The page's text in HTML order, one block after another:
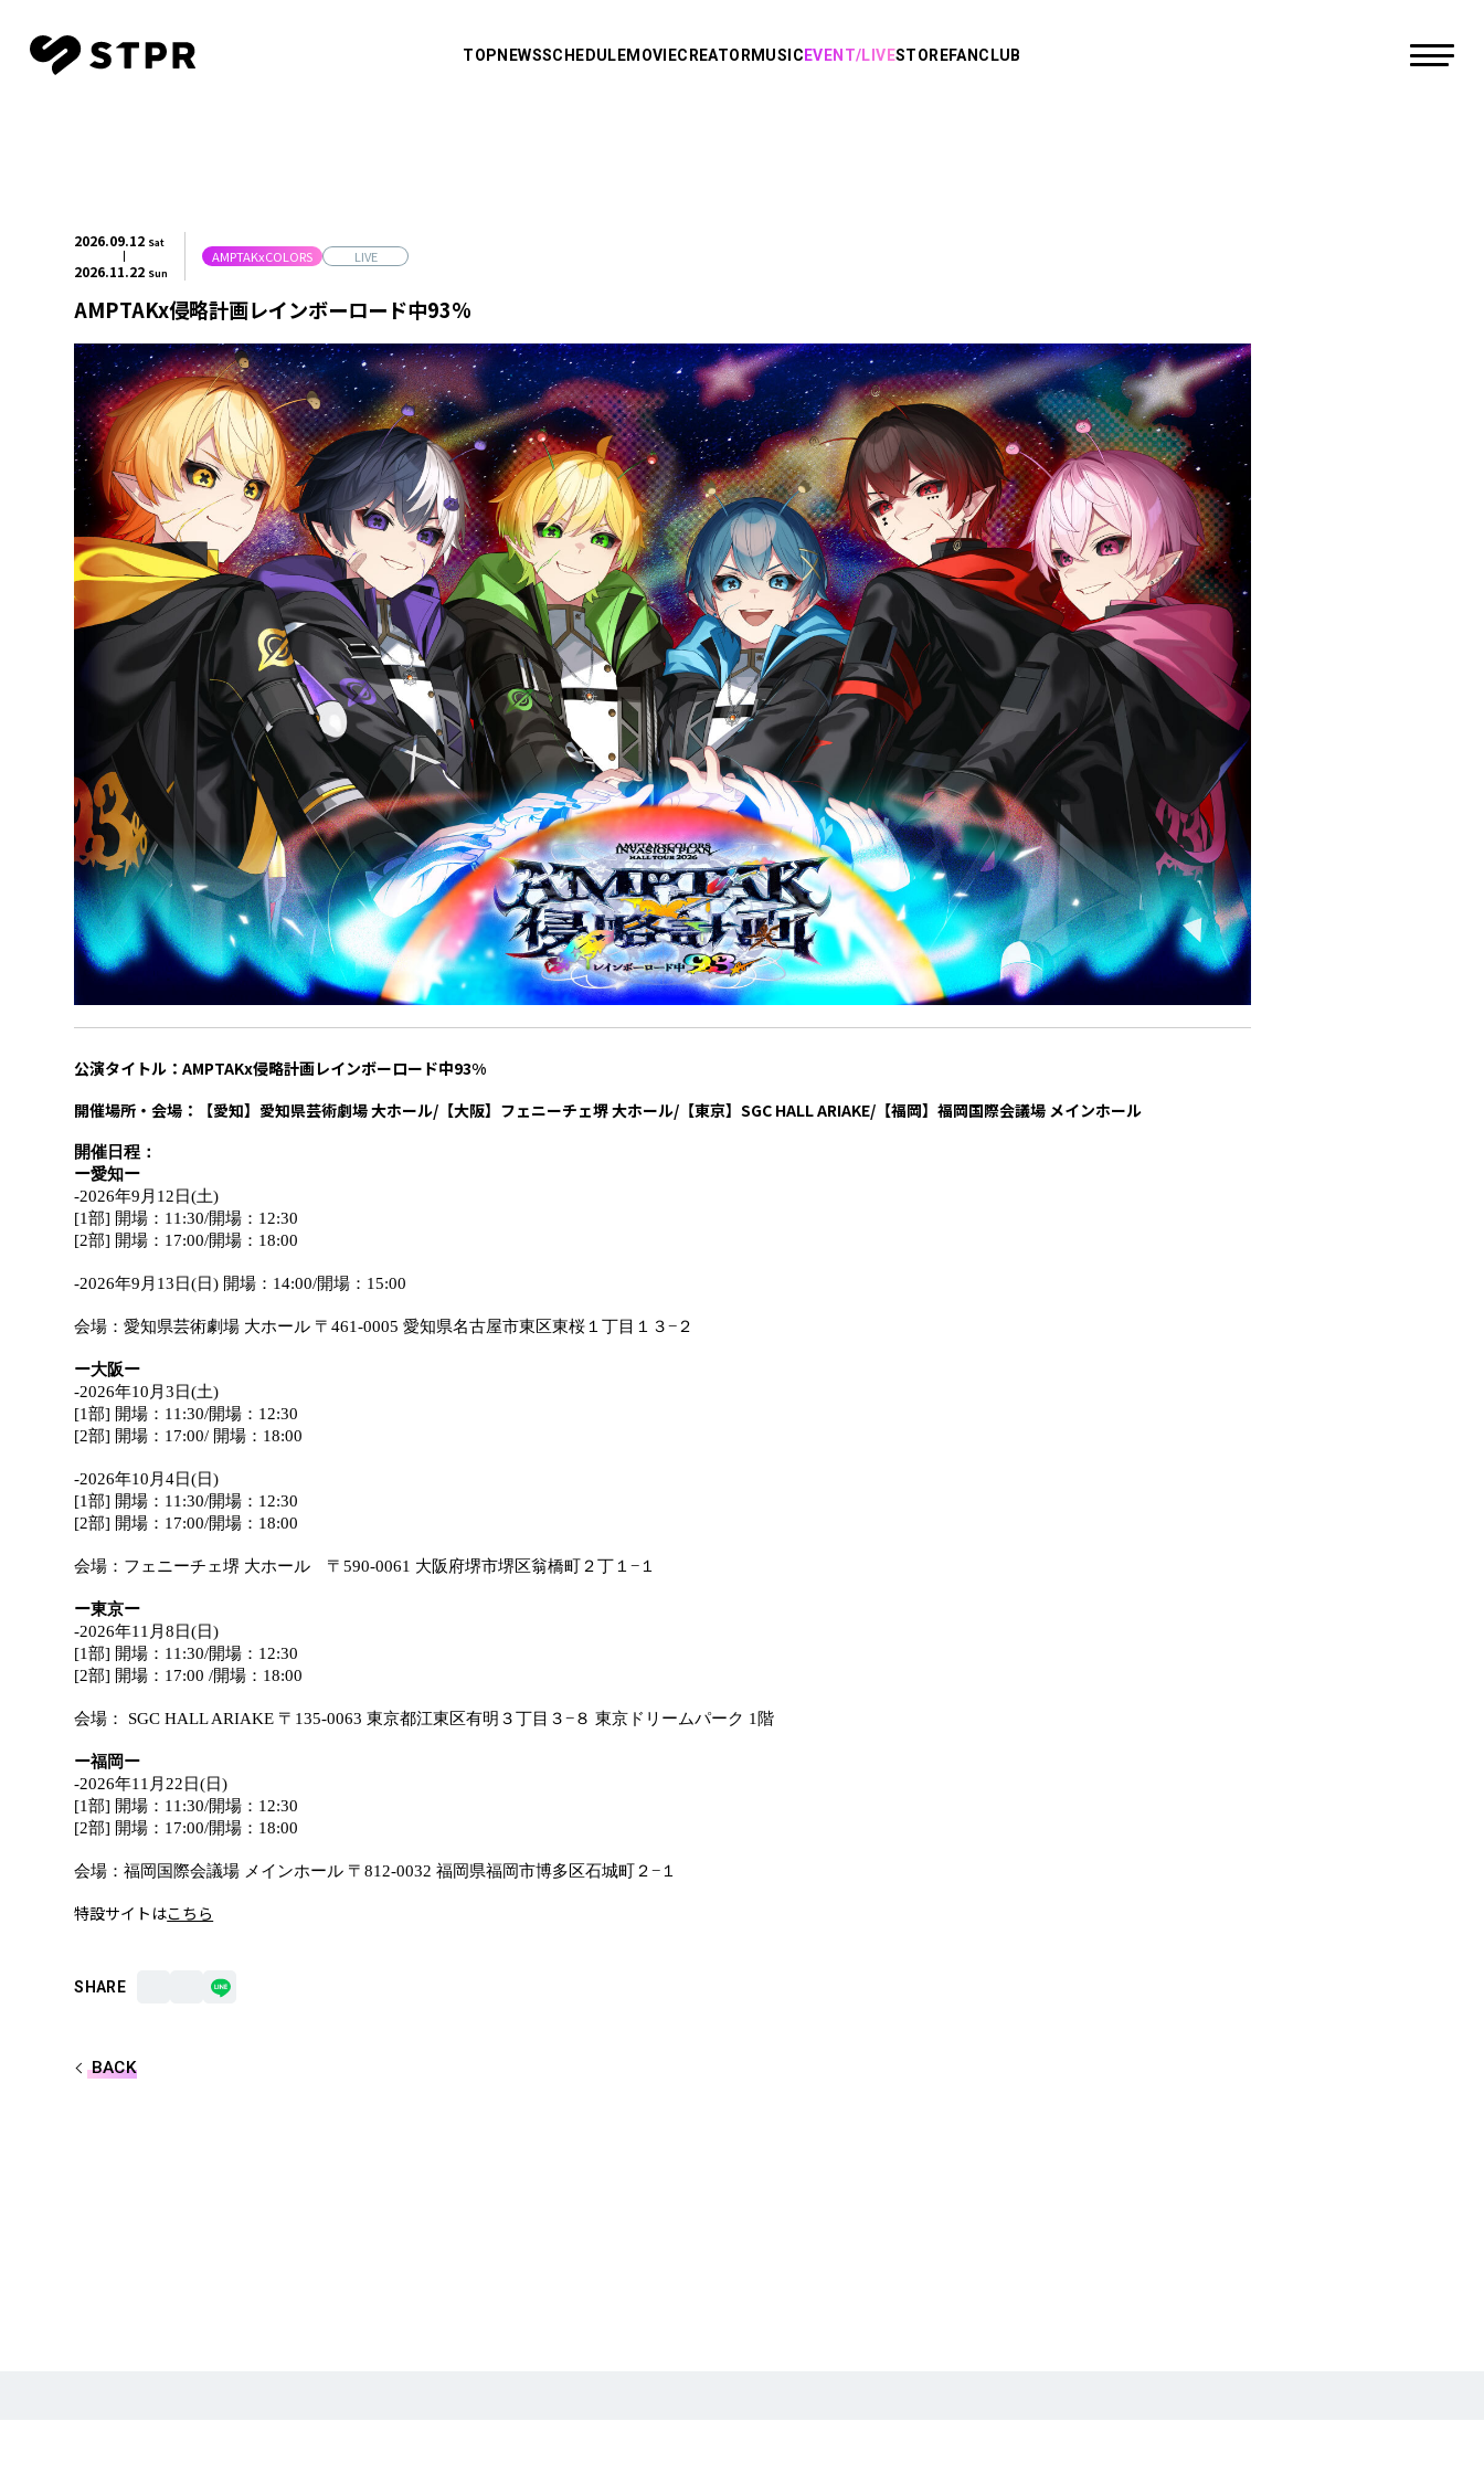
TOP NEWSSCHEDULEMOVIECREATOR MUSIC EVENT/LIVESTOREFANCLUB
SCHEDULE
MOVIE
CREATOR
MUSIC
EVENT/LIVE
STORE
FANCLUB
ジェル
ななもり。
騎士X - Knight X -
しゆん
タケヤキ翔
ばぁう
てるとくん
STPR所属クリエイター
もりうさ
あっと
けちゃ
めておら - Meteorites -
心音
ロゼ
Lapis
メルト・ダ・テンシ
みかさくん
明雷 らいと
ゆたくん
やなと
おさでい
とぅるりぷ -True&Lip
そあら
ものくろ
パルオ
つきしろやしろ。
はりま
まひろまる。
2026.09.12 Sat
2026.11.22 Sun
AMPTAKxCOLORS LIVE
AMPTAKx侵略計画レインボーロード中93%
公演タイトル ：AMPTAKx侵略計画レインボーロード中93%
開催場所・会場：【愛知】愛知県芸術劇場 大ホール/【大阪】フェニーチェ堺 大ホール/【東京】SGC HALL ARIAKE/【福岡】福岡国際会議場 メインホール
開催日程：
ー愛知ー
-2026年9月12日(土)
[1部] 開場：11:30/開場：12:30
[2部] 開場：17:00/開場：18:00
-2026年9月13日(日) 開場：14:00/開場：15:00
会場：愛知県芸術劇場 ⼤ホール 〒461-0005 愛知県名古屋市東区東桜１丁目１３−２
ー大阪ー
-2026年10月3日(土)
[1部] 開場：11:30/開場：12:30
[2部] 開場：17:00/ 開場：18:00
-2026年10月4日(日)
[1部] 開場：11:30/開場：12:30
[2部] 開場：17:00/開場：18:00
会場：フェニーチェ堺 ⼤ホール　〒590-0061 大阪府堺市堺区翁橋町２丁１−１
ー東京ー
-2026年11月8日(日)
[1部] 開場：11:30/開場：12:30
[2部] 開場：17:00 /開場：18:00
会場： SGC HALL ARIAKE 〒135-0063 東京都江東区有明３丁目３−８ 東京ドリームパーク 1階
ー福岡ー
-2026年11月22日(日)
[1部] 開場：11:30/開場：12:30
[2部] 開場：17:00/開場：18:00
会場：福岡国際会議場 メインホール 〒812-0032 福岡県福岡市博多区石城町２−１
特設サイトはこちら
SHARE
BACK